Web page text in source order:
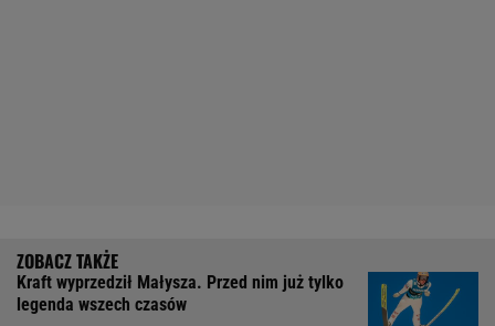
Kraft wyprzedził Małysza. Przed nim już tylko
legenda wszech czasów